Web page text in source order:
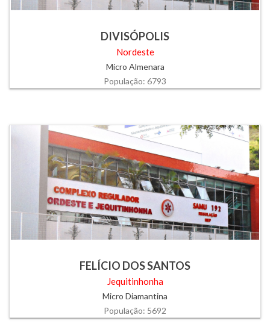
DIVISÓPOLIS
Nordeste
Micro Almenara
População: 6793
FELÍCIO DOS SANTOS
Jequitinhonha
Micro Diamantina
População: 5692